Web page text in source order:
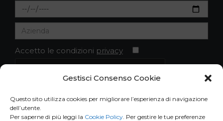
Gestisci Consenso Cookie
Questo sito utilizza cookies per migliorare l’esperienza di navigazione
dell’utente.
Per saperne di più leggi la Cookie Policy. Per gestire le tue preferenze
Accetto le condizioni privacy